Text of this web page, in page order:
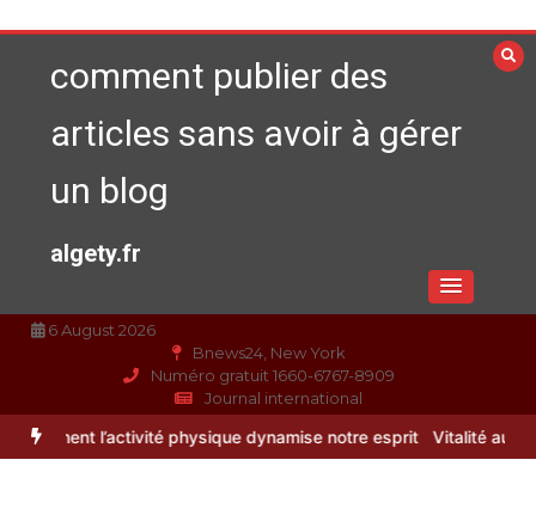
au
contenucomment publier des
articles sans avoir à gérer
un blog
algety.fr
6 August 2026
Bnews24, New York
Numéro gratuit 1660-6767-8909
Journal international
physique dynamise notre esprit Vitalité au quotidien :